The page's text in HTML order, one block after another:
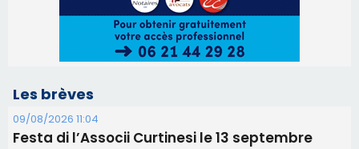
Les brèves
09/08/2026 11:04
Festa di l’Associi Curtinesi le 13 septembre